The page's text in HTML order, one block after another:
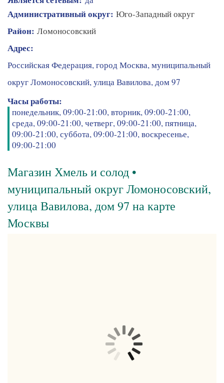
Административный округ: Юго-Западный округ
Район: Ломоносовский
Адрес:
Российская Федерация, город Москва, муниципальный
округ Ломоносовский, улица Вавилова, дом 97
Часы работы:
понедельник, 09:00-21:00, вторник, 09:00-21:00,
среда, 09:00-21:00, четверг, 09:00-21:00, пятница,
09:00-21:00, суббота, 09:00-21:00, воскресенье,
09:00-21:00
Магазин Хмель и солод •
муниципальный округ Ломоносовский,
улица Вавилова, дом 97 на карте
Москвы